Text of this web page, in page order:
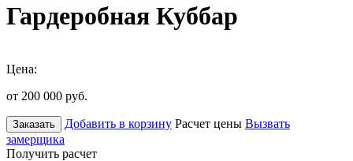
Гардеробная Куббар
Цена:
от 200 000 руб.
Заказать Добавить в корзину Расчет цены Вызвать
замерщика
Получить расчет